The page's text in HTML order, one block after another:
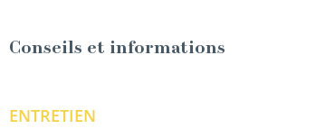
Conseils et informations
ENTRETIEN